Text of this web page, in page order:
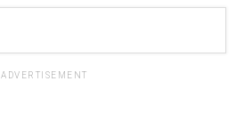
ADVERTISEMENT